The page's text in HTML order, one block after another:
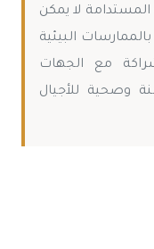
المستدامة لا يمكن
البيئية
مع الجهات
وصحية للأجيال